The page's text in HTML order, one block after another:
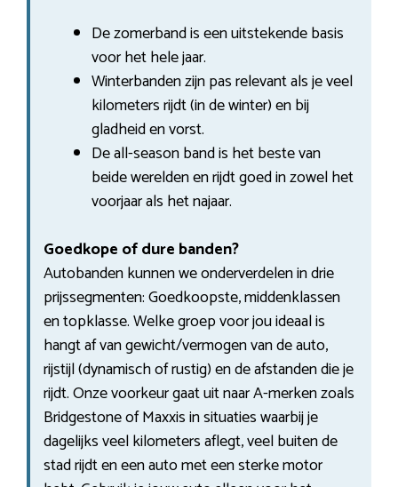
De zomerband is een uitstekende basis
voor het hele jaar.
Winterbanden zijn pas relevant als je veel
kilometers rijdt (in de winter) en bij
gladheid en vorst.
De all-season band is het beste van
beide werelden en rijdt goed in zowel het
voorjaar als het najaar.
Goedkope of dure banden?
Autobanden kunnen we onderverdelen in drie
prijssegmenten: Goedkoopste, middenklassen
en topklasse. Welke groep voor jou ideaal is
hangt af van gewicht/vermogen van de auto,
rijstijl (dynamisch of rustig) en de afstanden die je
rijdt. Onze voorkeur gaat uit naar A-merken zoals
Bridgestone of Maxxis in situaties waarbij je
dagelijks veel kilometers aflegt, veel buiten de
stad rijdt en een auto met een sterke motor